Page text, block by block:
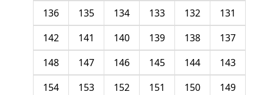
131
132
133
134
135
136
137
138
139
140
141
142
143
144
145
146
147
148
149
150
151
152
153
154